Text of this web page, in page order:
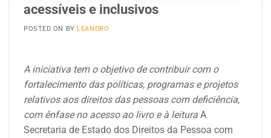
acessíveis e inclusivos
POSTED ON BY LEANDRO
A iniciativa tem o objetivo de contribuir com o
fortalecimento das políticas, programas e projetos
relativos aos direitos das pessoas com deficiência,
com ênfase no acesso ao livro e à leitura A
Secretaria de Estado dos Direitos da Pessoa com